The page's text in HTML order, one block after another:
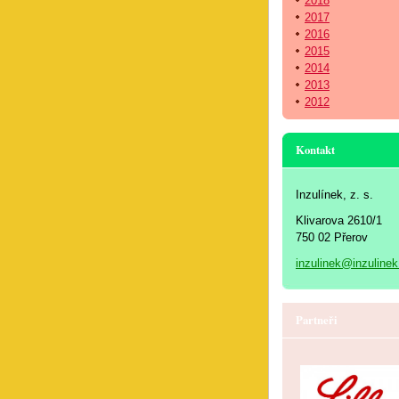
2017
2016
2015
2014
2013
2012
Kontakt
Inzulínek, z. s.
Klivarova 2610/1
750 02 Přerov
Partneři